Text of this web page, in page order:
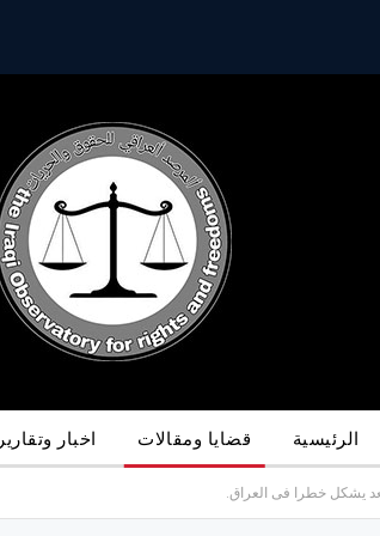
الرئيسية قضايا ومقالات اخبار وتقارير
يشكل خطرا فى العراق.